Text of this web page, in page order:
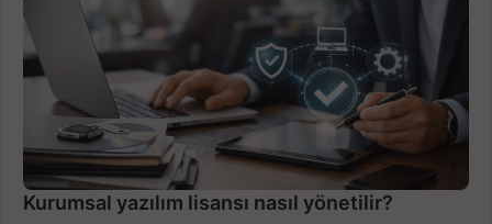
Kurumsal yazılım lisansı nasıl yönetilir?